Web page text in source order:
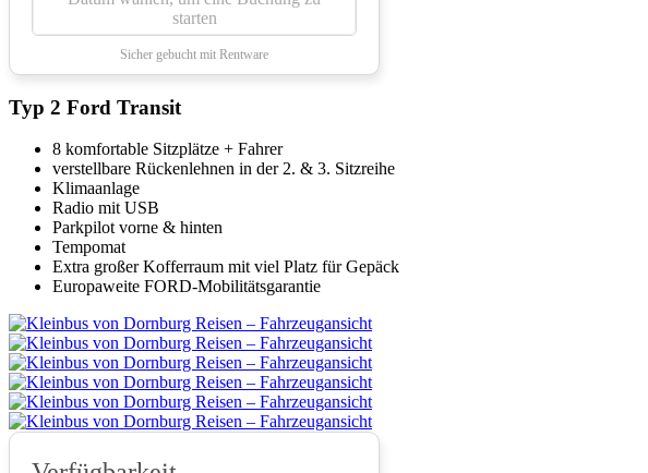
Typ 2 Ford Transit
8 komfortable Sitzplätze + Fahrer
verstellbare Rückenlehnen in der 2. & 3. Sitzreihe
Klimaanlage
Radio mit USB
Parkpilot vorne & hinten
Tempomat
Extra großer Kofferraum mit viel Platz für Gepäck
Europaweite FORD-Mobilitätsgarantie